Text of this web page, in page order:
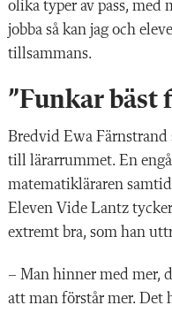
olika typer av pass, med
jobba så kan jag och
tillsammans.
”Funkar bäst
Bredvid Ewa Färnstrand
till lärarrummet. En
matematikläraren
Eleven Vide Lantz
extremt bra, som han
– Man hinner med mer,
att man förstår mer. Det